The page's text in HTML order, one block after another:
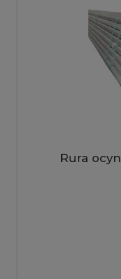
Rura